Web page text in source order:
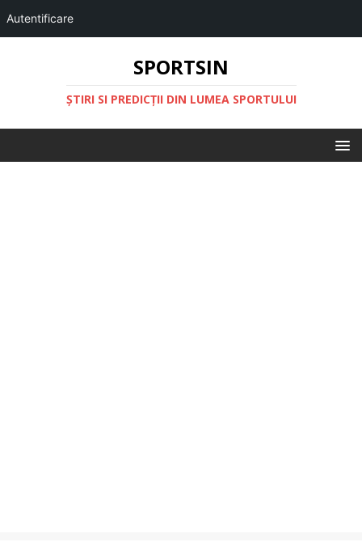
Autentificare
SPORTSIN
ŞTIRI SI PREDICŢII DIN LUMEA SPORTULUI